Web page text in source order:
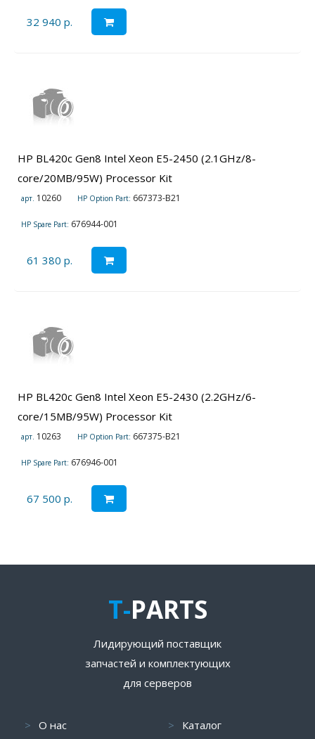
32 940 р.
HP BL420c Gen8 Intel Xeon E5-2450 (2.1GHz/8-
core/20MB/95W) Processor Kit
арт. 10260 HP Option Part: 667373-B21
HP Spare Part: 676944-001
61 380 р.
HP BL420c Gen8 Intel Xeon E5-2430 (2.2GHz/6-
core/15MB/95W) Processor Kit
арт. 10263 HP Option Part: 667375-B21
HP Spare Part: 676946-001
67 500 р.
T-PARTS
Лидирующий поставщик
запчастей и комплектующих
для серверов
О нас Каталог